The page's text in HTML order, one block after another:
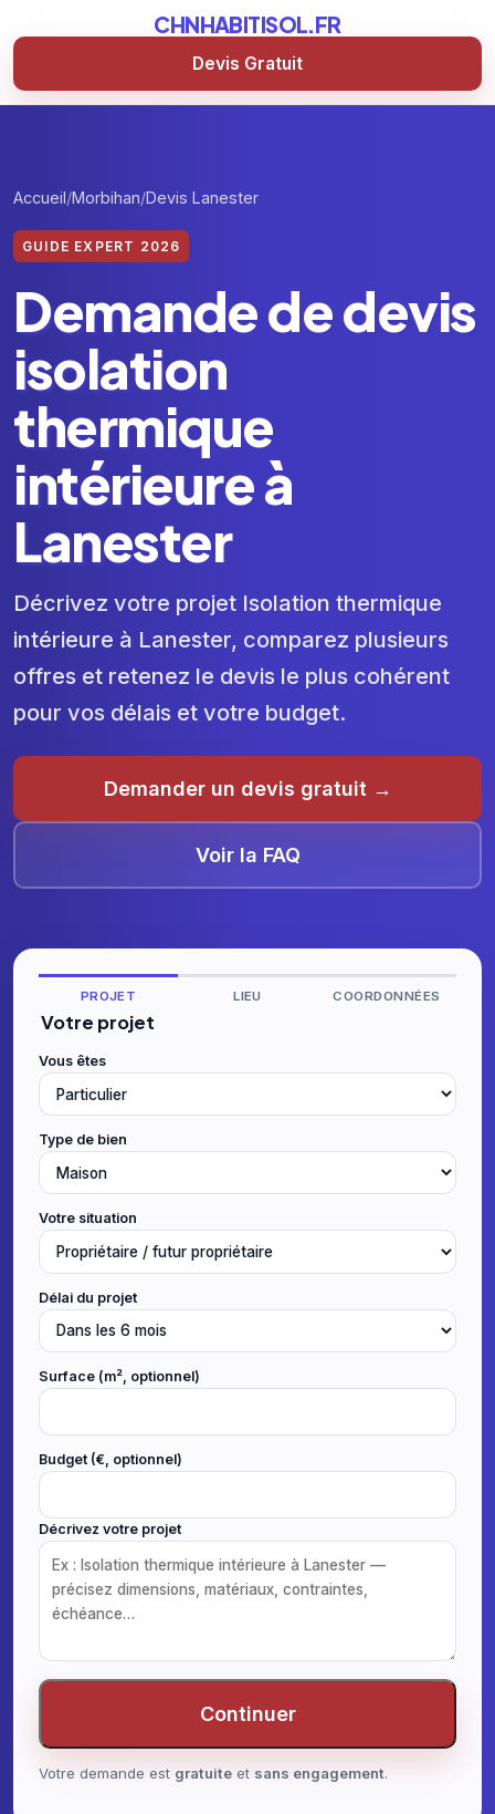
CHNHABITISOL.FR
Devis Gratuit
Accueil Morbihan Devis Lanester
GUIDE EXPERT 2026
Demande de devis
isolation
thermique
intérieure à
Lanester
Décrivez votre projet Isolation thermique
intérieure à Lanester, comparez plusieurs
offres et retenez le devis le plus cohérent
pour vos délais et votre budget.
Demander un devis gratuit →
Voir la FAQ
PROJET LIEU COORDONNÉES
Votre projet
Vous êtes
Type de bien
Votre situation
Délai du projet
Surface (m², optionnel)
Budget (€, optionnel)
Décrivez votre projet
Continuer
Votre demande est gratuite et sans engagement.